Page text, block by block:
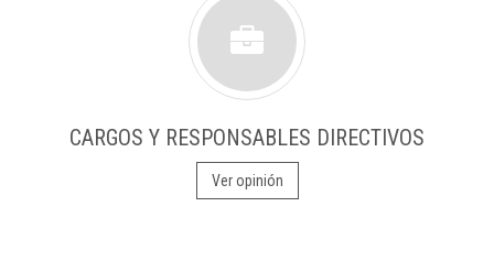
CARGOS Y RESPONSABLES DIRECTIVOS
Ver opinión